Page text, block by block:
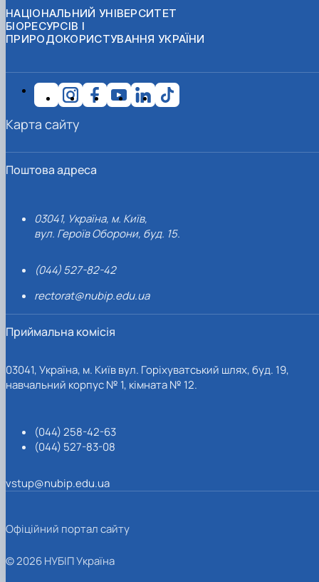
НАЦІОНАЛЬНИЙ УНІВЕРСИТЕТ
БІОРЕСУРСІВ І
ПРИРОДОКОРИСТУВАННЯ УКРАЇНИ
Поштова адреса
03041, Україна, м. Київ,
вул. Героїв Оборони, буд. 15.
(044) 527-82-42
rectorat@nubip.edu.ua
Приймальна комісія
03041, Україна, м. Київ вул. Горіхуватський шлях, буд. 19,
навчальний корпус № 1, кімната № 12.
(044) 258-42-63
(044) 527-83-08
vstup@nubip.edu.ua
Карта сайту
Офіційний портал сайту
© 2026 НУБІП Україна